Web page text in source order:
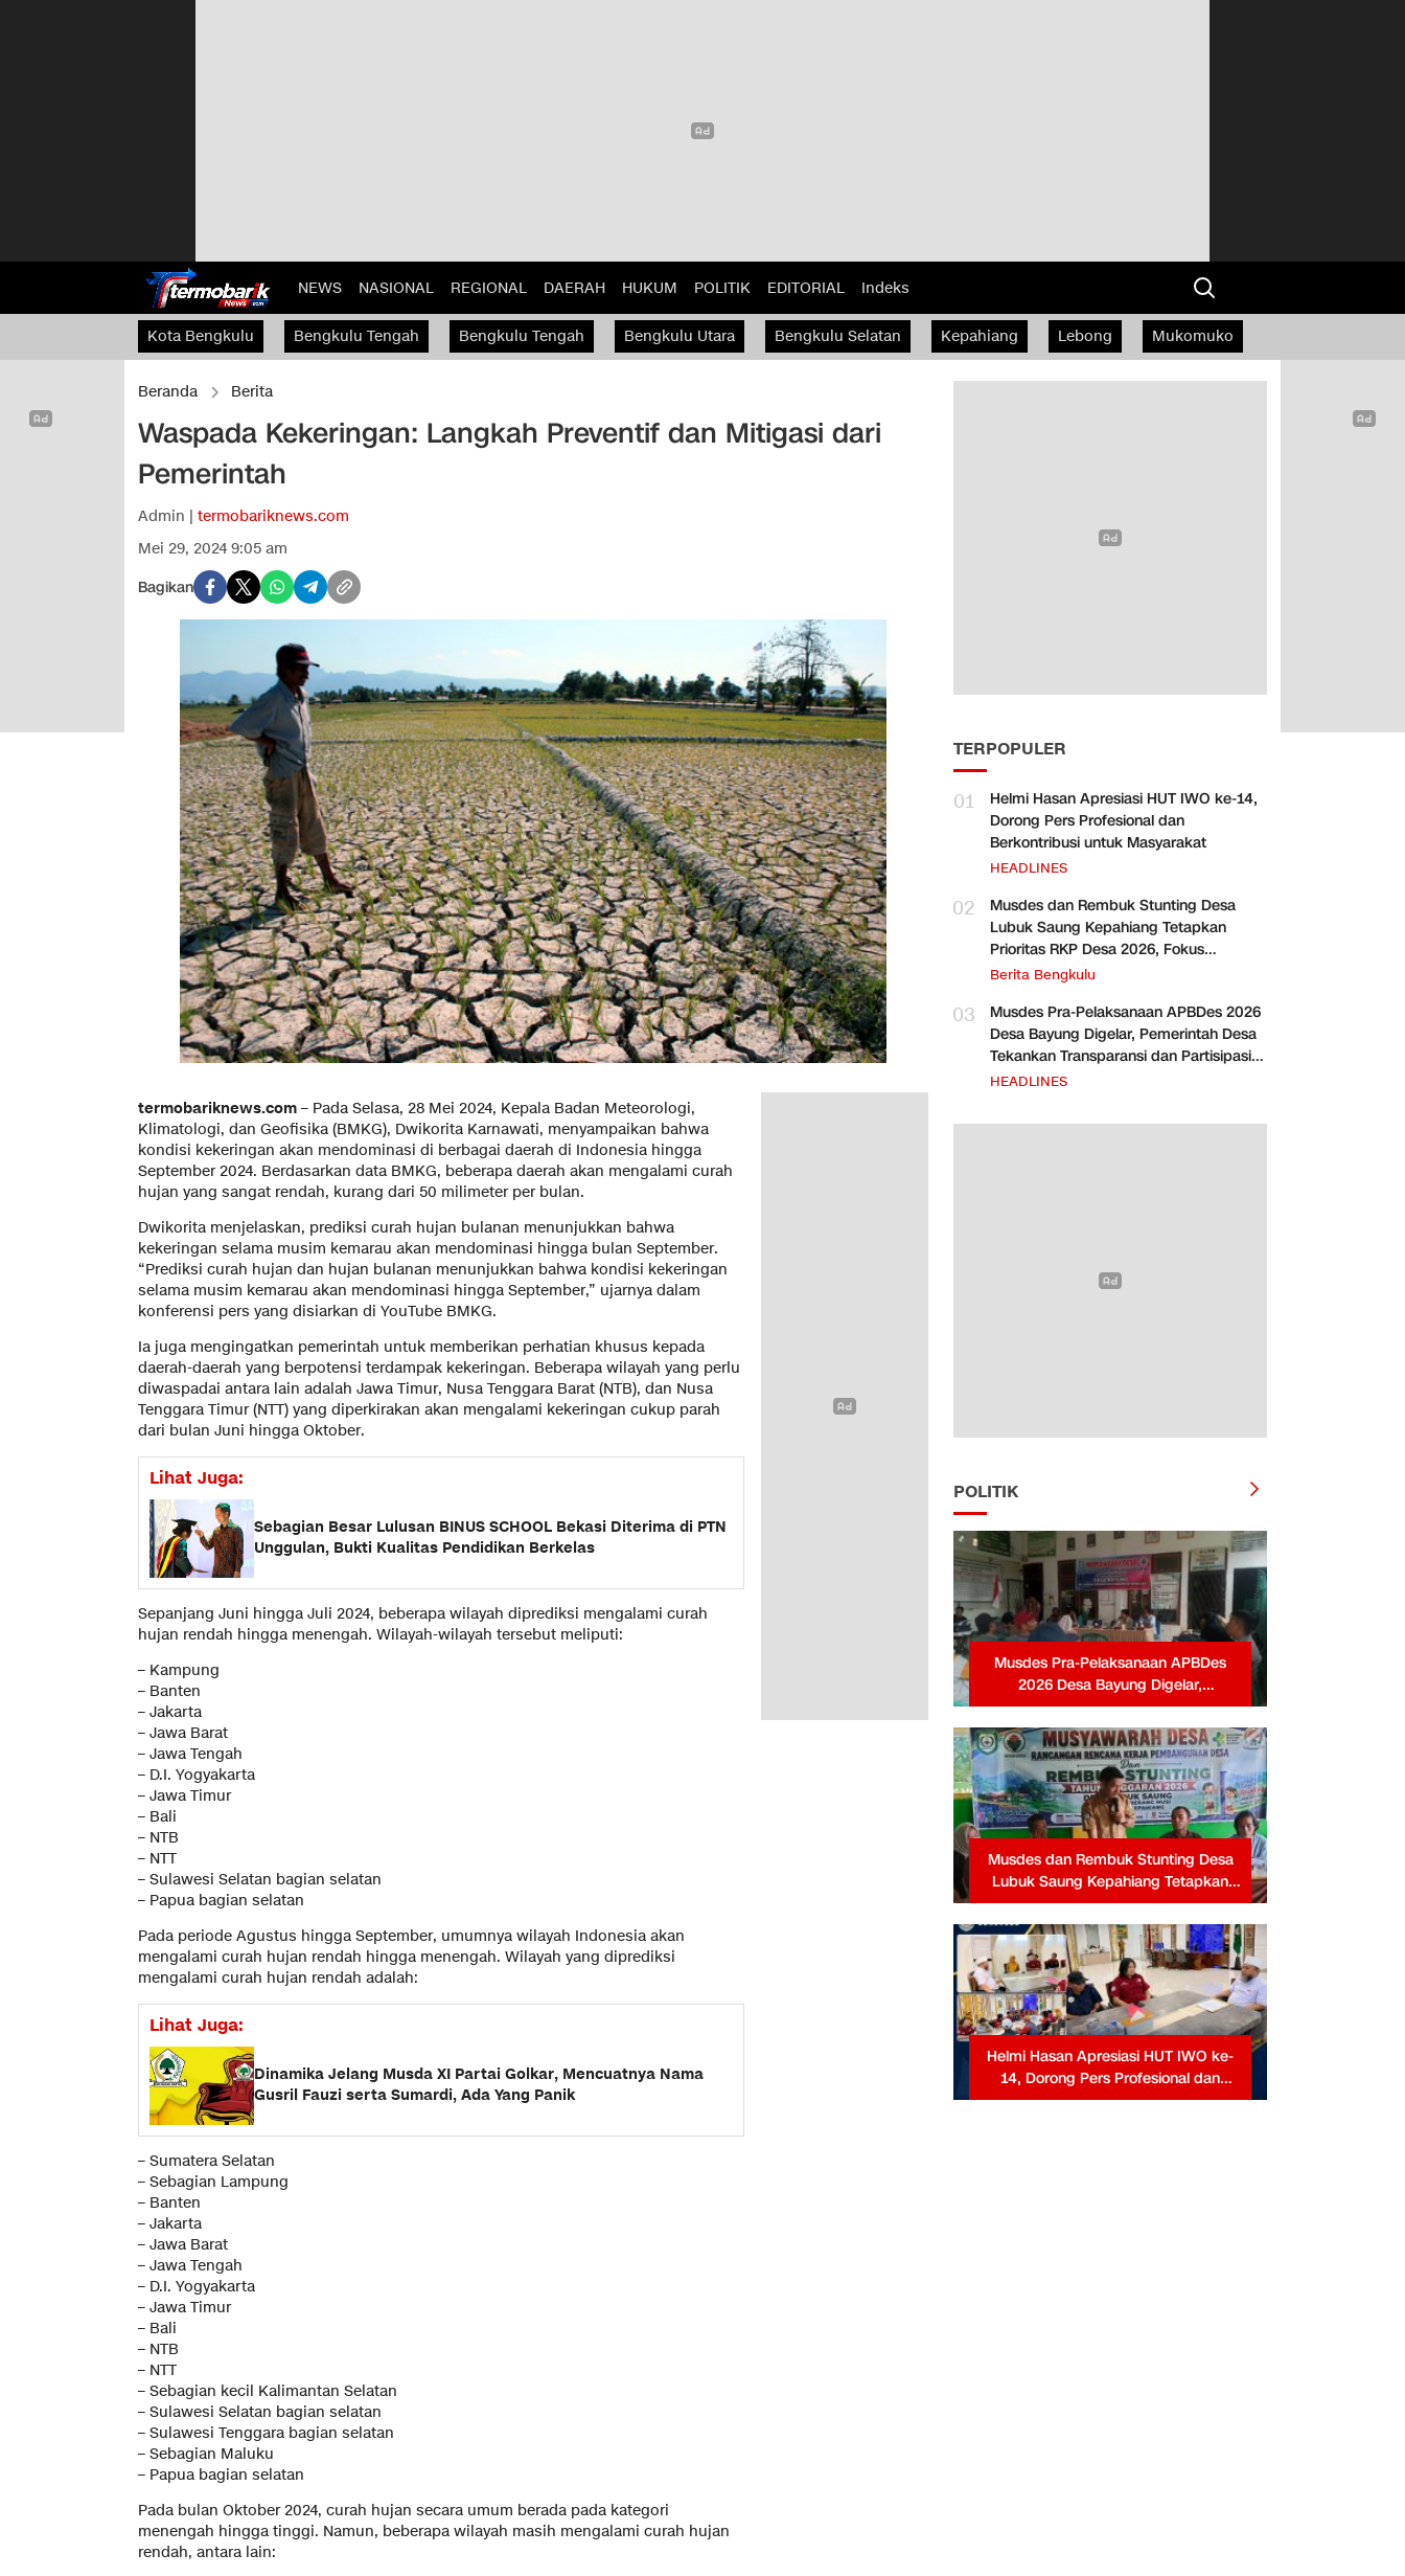
NEWS NASIONAL REGIONAL DAERAH HUKUM POLITIK EDITORIAL Indeks
Kota Bengkulu Bengkulu Tengah Bengkulu Tengah Bengkulu Utara Bengkulu Selatan Kepahiang Lebong Mukomuko
Beranda Berita
Waspada Kekeringan: Langkah Preventif dan Mitigasi dari
Pemerintah
Admin | termobariknews.com
Mei 29, 2024 9:05 am
Bagikan
termobariknews.com – Pada Selasa, 28 Mei 2024, Kepala Badan Meteorologi,
Klimatologi, dan Geofisika (BMKG), Dwikorita Karnawati, menyampaikan bahwa
kondisi kekeringan akan mendominasi di berbagai daerah di Indonesia hingga
September 2024. Berdasarkan data BMKG, beberapa daerah akan mengalami curah
hujan yang sangat rendah, kurang dari 50 milimeter per bulan.
Dwikorita menjelaskan, prediksi curah hujan bulanan menunjukkan bahwa
kekeringan selama musim kemarau akan mendominasi hingga bulan September.
“Prediksi curah hujan dan hujan bulanan menunjukkan bahwa kondisi kekeringan
selama musim kemarau akan mendominasi hingga September,” ujarnya dalam
konferensi pers yang disiarkan di YouTube BMKG.
Ia juga mengingatkan pemerintah untuk memberikan perhatian khusus kepada
daerah-daerah yang berpotensi terdampak kekeringan. Beberapa wilayah yang perlu
diwaspadai antara lain adalah Jawa Timur, Nusa Tenggara Barat (NTB), dan Nusa
Tenggara Timur (NTT) yang diperkirakan akan mengalami kekeringan cukup parah
dari bulan Juni hingga Oktober.
Lihat Juga:
Sebagian Besar Lulusan BINUS SCHOOL Bekasi Diterima di PTN
Unggulan, Bukti Kualitas Pendidikan Berkelas
Sepanjang Juni hingga Juli 2024, beberapa wilayah diprediksi mengalami curah
hujan rendah hingga menengah. Wilayah-wilayah tersebut meliputi:
– Kampung
– Banten
– Jakarta
– Jawa Barat
– Jawa Tengah
– D.I. Yogyakarta
– Jawa Timur
– Bali
– NTB
– NTT
– Sulawesi Selatan bagian selatan
– Papua bagian selatan
Pada periode Agustus hingga September, umumnya wilayah Indonesia akan
mengalami curah hujan rendah hingga menengah. Wilayah yang diprediksi
mengalami curah hujan rendah adalah:
Lihat Juga:
Dinamika Jelang Musda XI Partai Golkar, Mencuatnya Nama
Gusril Fauzi serta Sumardi, Ada Yang Panik
– Sumatera Selatan
– Sebagian Lampung
– Banten
– Jakarta
– Jawa Barat
– Jawa Tengah
– D.I. Yogyakarta
– Jawa Timur
– Bali
– NTB
– NTT
– Sebagian kecil Kalimantan Selatan
– Sulawesi Selatan bagian selatan
– Sulawesi Tenggara bagian selatan
– Sebagian Maluku
– Papua bagian selatan
Pada bulan Oktober 2024, curah hujan secara umum berada pada kategori
menengah hingga tinggi. Namun, beberapa wilayah masih mengalami curah hujan
rendah, antara lain:
TERPOPULER
01
Helmi Hasan Apresiasi HUT IWO ke-14,
Dorong Pers Profesional dan
Berkontribusi untuk Masyarakat
HEADLINES
02
Musdes dan Rembuk Stunting Desa
Lubuk Saung Kepahiang Tetapkan
Prioritas RKP Desa 2026, Fokus
Infrastruktur dan Penurunan Stunting
Berita Bengkulu
03
Musdes Pra-Pelaksanaan APBDes 2026
Desa Bayung Digelar, Pemerintah Desa
Tekankan Transparansi dan Partisipasi
Warga
HEADLINES
POLITIK
Musdes Pra-Pelaksanaan APBDes
2026 Desa Bayung Digelar,
Pemerintah Desa Tekankan
Transparansi dan Partisipasi Warga
Musdes dan Rembuk Stunting Desa
Lubuk Saung Kepahiang Tetapkan
Prioritas RKP Desa 2026, Fokus
Infrastruktur dan Penurunan Stunting
Helmi Hasan Apresiasi HUT IWO ke-
14, Dorong Pers Profesional dan
Berkontribusi untuk Masyarakat